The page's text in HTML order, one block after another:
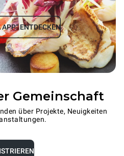
APP“ ENTDECKEN
Gemeinschaft
über Projekte, Neuigkeiten